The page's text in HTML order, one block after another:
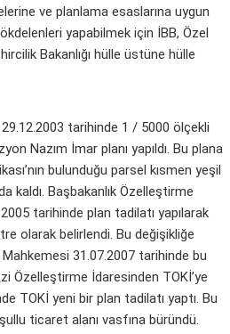
ve planlama esaslarına uygun
yapabilmek için İBB, Özel
Bakanlığı hülle üstüne hülle
29.12.2003 tarihinde 1 / 5000 ölçekli
Nazım İmar planı yapıldı. Bu plana
bulunduğu parsel kısmen yeşil
kaldı. Başbakanlık Özelleştirme
tarihinde plan tadilatı yapılarak
olarak belirlendi. Bu değişikliğe
Mahkemesi 31.07.2007 tarihinde bu
Özelleştirme İdaresinden TOKİ’ye
TOKİ yeni bir plan tadilatı yaptı. Bu
ticaret alanı vasfına büründü.